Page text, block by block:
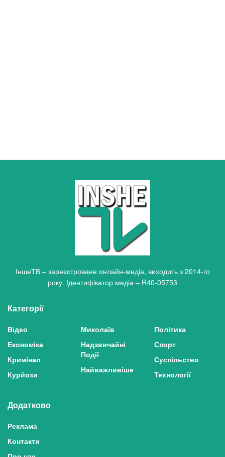
ІншеТВ – зареєстроване онлайн-медіа, виходить з 2014-го
року. Ідентифікатор медіа – R40-05753
Категорії
Відео
Економіка
Кримінал
Курйози
Миколаїв
Надзвичайні
Події
Найважливіше
Політика
Спорт
Суспільство
Технології
Додатково
Реклама
Контакти